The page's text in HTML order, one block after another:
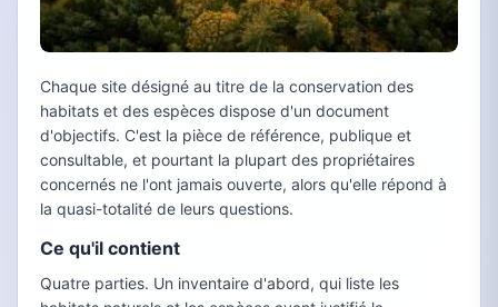
Chaque site désigné au titre de la conservation des
habitats et des espèces dispose d'un document
d'objectifs. C'est la pièce de référence, publique et
consultable, et pourtant la plupart des propriétaires
concernés ne l'ont jamais ouverte, alors qu'elle répond à
la quasi-totalité de leurs questions.
Ce qu'il contient
Quatre parties. Un inventaire d'abord, qui liste les